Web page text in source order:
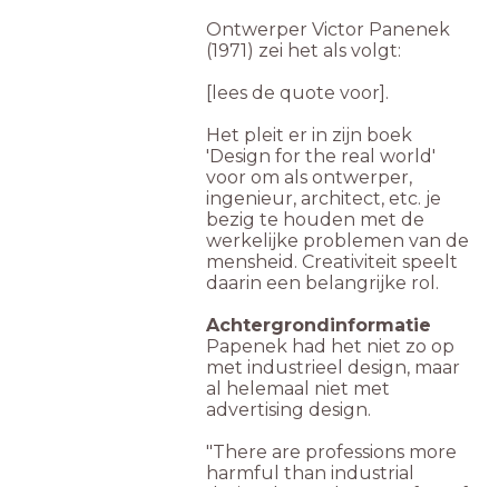
Ontwerper Victor Panenek
(1971) zei het als volgt:
[lees de quote voor].
Het pleit er in zijn boek
'Design for the real world'
voor om als ontwerper,
ingenieur, architect, etc. je
bezig te houden met de
werkelijke problemen van de
mensheid. Creativiteit speelt
daarin een belangrijke rol.
Achtergrondinformatie
Papenek had het niet zo op
met industrieel design, maar
al helemaal niet met
advertising design.
"There are professions more
harmful than industrial